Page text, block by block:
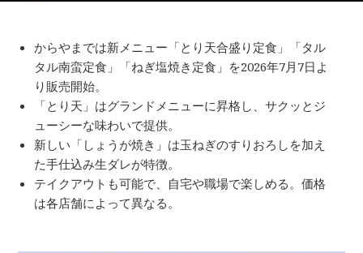
からやまでは新メニュー「とり天合盛り定食」「タル
タル南蛮定食」「ねぎ塩焼き定食」を2026年7月7日よ
り販売開始。
「とり天」はグランドメニューに昇格し、サクッとジ
ューシーな味わいで提供。
新しい「しょうが焼き」は玉ねぎのすりおろしを加え
た手仕込み生ダレが特徴。
テイクアウトも可能で、自宅や職場で楽しめる。価格
は各店舗によって異なる。